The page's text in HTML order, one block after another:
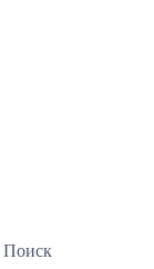
Поиск